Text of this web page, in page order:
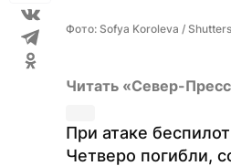
Фото: Sofya Koroleva /
Читать «Север-
При атаке
Четверо погибли,